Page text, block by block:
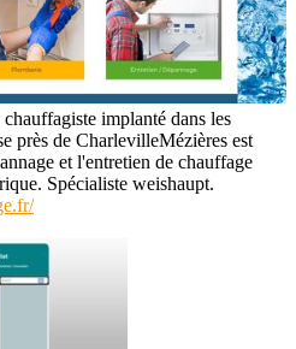
implanté dans les
près de CharlevilleMézières est
et l'entretien de chauffage
Spécialiste weishaupt.